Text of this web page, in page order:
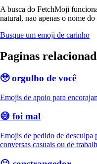
A busca do FetchMoji
natural, nao apenas o nome
Busque um emoji de carinho
Paginas
🥹 orgulho de você
Emojis de apoio para
😅 foi mal
Emojis de pedido de desculpa
conversas casuais ou de